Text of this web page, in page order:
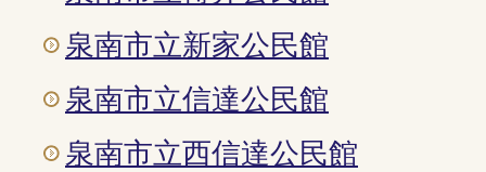
泉南市立新家公民館
泉南市立信達公民館
泉南市立西信達公民館